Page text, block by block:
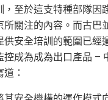
，至於這支特種部隊因
所關注的內容。而古巴
供安全培訓的範圍已經
控成為成為出口產品 –
：